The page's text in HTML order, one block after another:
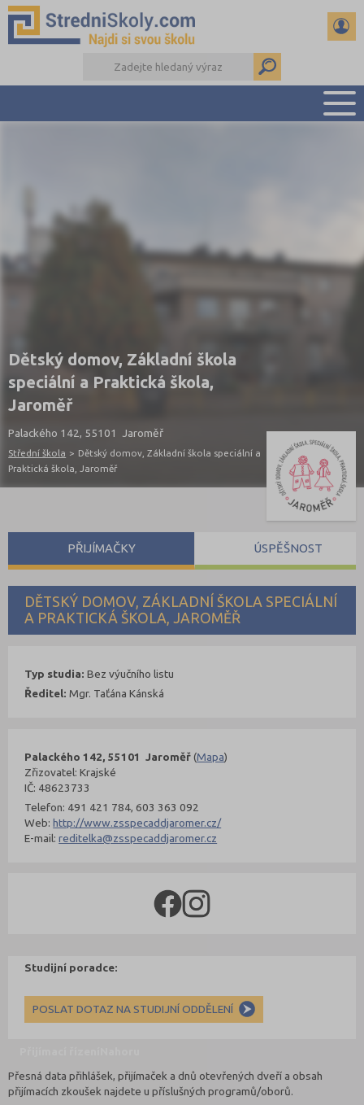
DALŠÍ DRUHY ŠKOL
Dětský domov, Základní škola
speciální a Praktická škola,
Jaroměř
Palackého 142, 55101 Jaroměř
Střední škola > Dětský domov, Základní škola speciální a
Praktická škola, Jaroměř
DĚTSKÝ DOMOV, ZÁKLADNÍ ŠKOLA SPECIÁLNÍ
A PRAKTICKÁ ŠKOLA, JAROMĚŘ
Palackého 142, 55101 Jaroměř(Mapa)
Zřizovatel: Krajské
IČ: 48623733
Telefon: 491 421 784, 603 363 092
Web:http://www.zsspecaddjaromer.cz/
E-mail:reditelka@zsspecaddjaromer.cz
Typ studia: Bez výučního listu
Ředitel: Mgr. Taťána Kánská
Studijní poradce:
POSLAT DOTAZ NA STUDIJNÍ ODDĚLENÍ
PŘIJÍMAČKY ÚSPĚŠNOST
Přesná data přihlášek, přijímaček a dnů otevřených dveří a obsah
přijímacích zkoušek najdete u příslušných programů/oborů.